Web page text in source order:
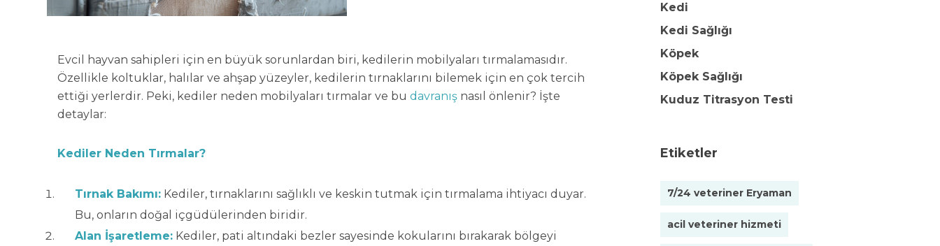
Evcil hayvan sahipleri için en büyük sorunlardan biri, kedilerin mobilyaları tırmalamasıdır.
Özellikle koltuklar, halılar ve ahşap yüzeyler, kedilerin tırnaklarını bilemek için en çok tercih
ettiği yerlerdir. Peki, kediler neden mobilyaları tırmalar ve bu davranış nasıl önlenir? İşte
detaylar:
Kediler Neden Tırmalar?
Tırnak Bakımı: Kediler, tırnaklarını sağlıklı ve keskin tutmak için tırmalama ihtiyacı duyar.
Bu, onların doğal içgüdülerinden biridir.
Alan İşaretleme: Kediler, pati altındaki bezler sayesinde kokularını bırakarak bölgeyi
Kedi
Kedi Sağlığı
Köpek
Köpek Sağlığı
Kuduz Titrasyon Testi
Etiketler
7/24 veteriner Eryaman
acil veteriner hizmeti